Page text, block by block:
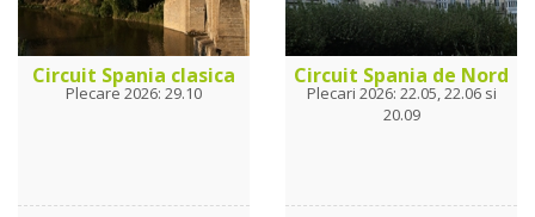
Circuit Spania clasica
Plecare 2026: 29.10
Circuit Spania de Nord
Plecari 2026: 22.05, 22.06 si
20.09